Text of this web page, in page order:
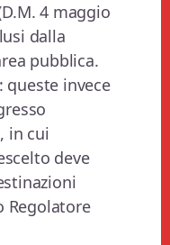
4 maggio
dalla
pubblica.
queste invece
in cui
deve
Regolatore